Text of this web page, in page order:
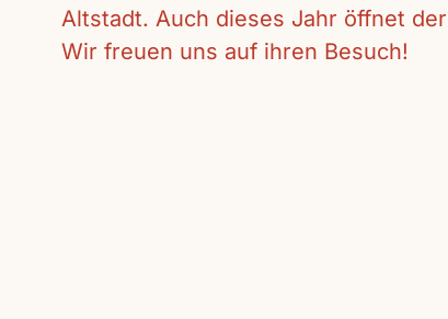
Altstadt. Auch dieses Jahr öffnet
Wir freuen uns auf ihren Besuch!